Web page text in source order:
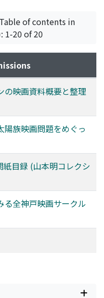
ことも指摘した。
of contents in
1-20 of 20
の映画資料概要と整理
陽族映画問題をめぐっ
目録 (山本明コレクシ
る全神戸映画サークル